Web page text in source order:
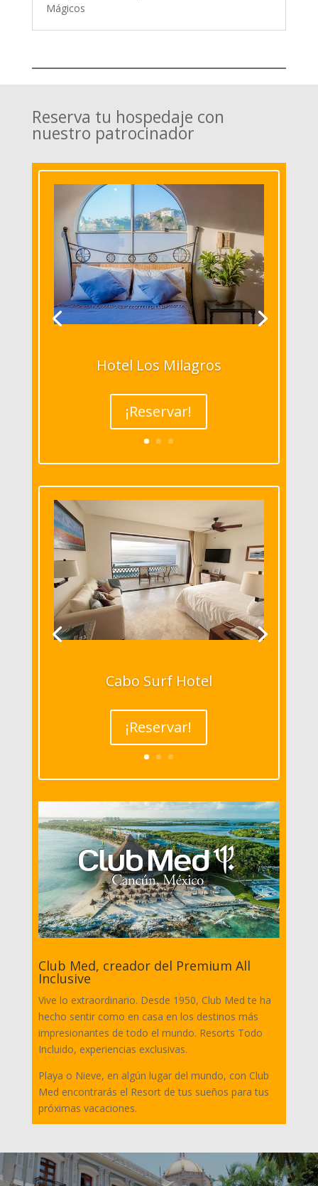
Mágicos
Reserva tu hospedaje con
nuestro patrocinador
Hotel Los Milagros
¡Reservar!
Cabo Surf Hotel
¡Reservar!
Club Med, creador del Premium All
Inclusive
Vive lo extraordinario. Desde 1950, Club Med te ha
hecho sentir como en casa en los destinos más
impresionantes de todo el mundo. Resorts Todo
Incluido, experiencias exclusivas.
Playa o Nieve, en algún lugar del mundo, con Club
Med encontrarás el Resort de tus sueños para tus
próximas vacaciones.